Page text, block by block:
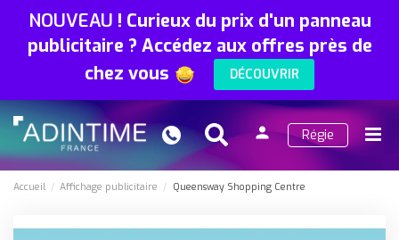
NOUVEAU ! Curieux du prix d'un panneau
publicitaire ? Accédez aux offres près de
chez vous
DÉCOUVRIR
Search
person
Régie
Accueil Affichage publicitaire Queensway Shopping Centre